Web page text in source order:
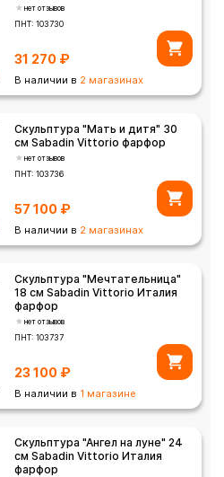
нет отзывов
ПНТ:103730
31 270 ₽
В наличии в 2 магазинах
Скульптура "Мать и дитя" 30
см Sabadin Vittorio фарфор
нет отзывов
ПНТ:103736
57 100 ₽
В наличии в 2 магазинах
Скульптура "Мечтательница"
18 см Sabadin Vittorio Италия
фарфор
нет отзывов
ПНТ:103737
23 100 ₽
В наличии в 1 магазине
Скульптура "Ангел на луне" 24
см Sabadin Vittorio Италия
фарфор